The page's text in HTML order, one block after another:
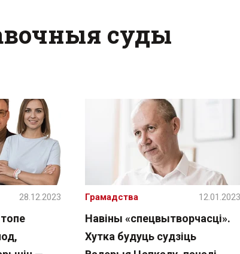
суды
28.12.2023
Навіны «спецвытворчасці».
Хутка будуць судзіць
Грамадства 12.01.2023